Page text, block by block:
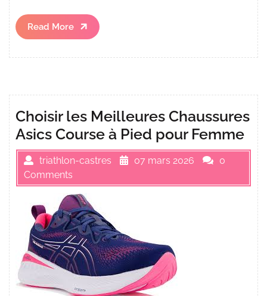
Read More
Read
More
Choisir les Meilleures Chaussures
Asics Course à Pied pour Femme
triathlon-castres 07 mars 2026
0
Comments